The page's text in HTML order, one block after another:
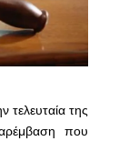
της
που